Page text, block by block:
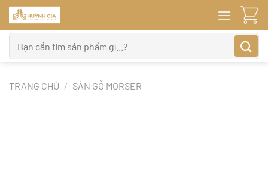
Bỏ
qua
nội
dung
kiếm:
TRANG CHỦ / SÀN GỖ MORSER